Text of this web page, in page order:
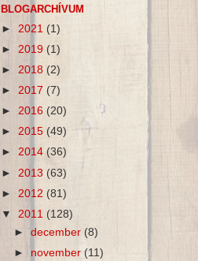
BLOGARCHÍVUM
► 2021 (1)
► 2019 (1)
► 2018 (2)
► 2017 (7)
► 2016 (20)
► 2015 (49)
► 2014 (36)
► 2013 (63)
► 2012 (81)
▼ 2011 (128)
►december (8)
► november(11)